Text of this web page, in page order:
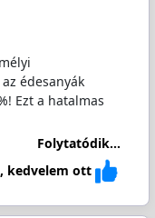
édesanyák
Ezt a hatalmas
Folytatódik...
kedvelem ott